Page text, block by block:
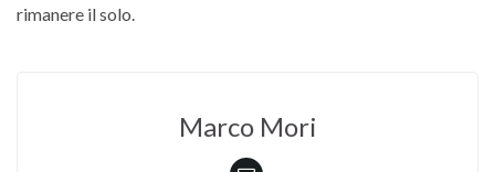
rimanere il solo.
Marco Mori